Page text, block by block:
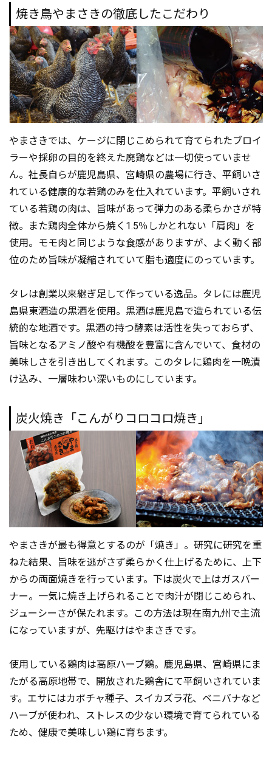
焼き鳥やまさきの徹底したこだわり
やまさきでは、ケージに閉じこめられて育てられたブロイ
ラーや採卵の目的を終えた廃鶏などは一切使っていませ
ん。社長自らが鹿児島県、宮崎県の農場に行き、平飼いさ
れている健康的な若鶏のみを仕入れています。平飼いされ
ている若鶏の肉は、旨味があって弾力のある柔らかさが特
徴。また鶏肉全体から焼く1.5％しかとれない「肩肉」を
使用。モモ肉と同じような食感がありますが、よく動く部
位のため旨味が凝縮されていて脂も適度にのっています。
タレは創業以来継ぎ足して作っている逸品。タレには鹿児
島県東酒造の黒酒を使用。黒酒は鹿児島で造られている伝
統的な地酒です。黒酒の持つ酵素は活性を失っておらず、
旨味となるアミノ酸や有機酸を豊富に含んでいて、食材の
美味しさを引き出してくれます。このタレに鶏肉を一晩漬
け込み、一層味わい深いものにしています。
炭火焼き「こんがりコロコロ焼き」
やまさきが最も得意とするのが「焼き」。研究に研究を重
ねた結果、旨味を逃がさず柔らかく仕上げるために、上下
からの両面焼きを行っています。下は炭火で上はガスバー
ナー。一気に焼き上げられることで肉汁が閉じこめられ、
ジューシーさが保たれます。この方法は現在南九州で主流
になっていますが、先駆けはやまさきです。
使用している鶏肉は高原ハーブ鶏。鹿児島県、宮崎県にま
たがる高原地帯で、開放された鶏舎にて平飼いされていま
す。エサにはカボチャ種子、スイカズラ花、ベニバナなど
ハーブが使われ、ストレスの少ない環境で育てられている
ため、健康で美味しい鶏に育ちます。